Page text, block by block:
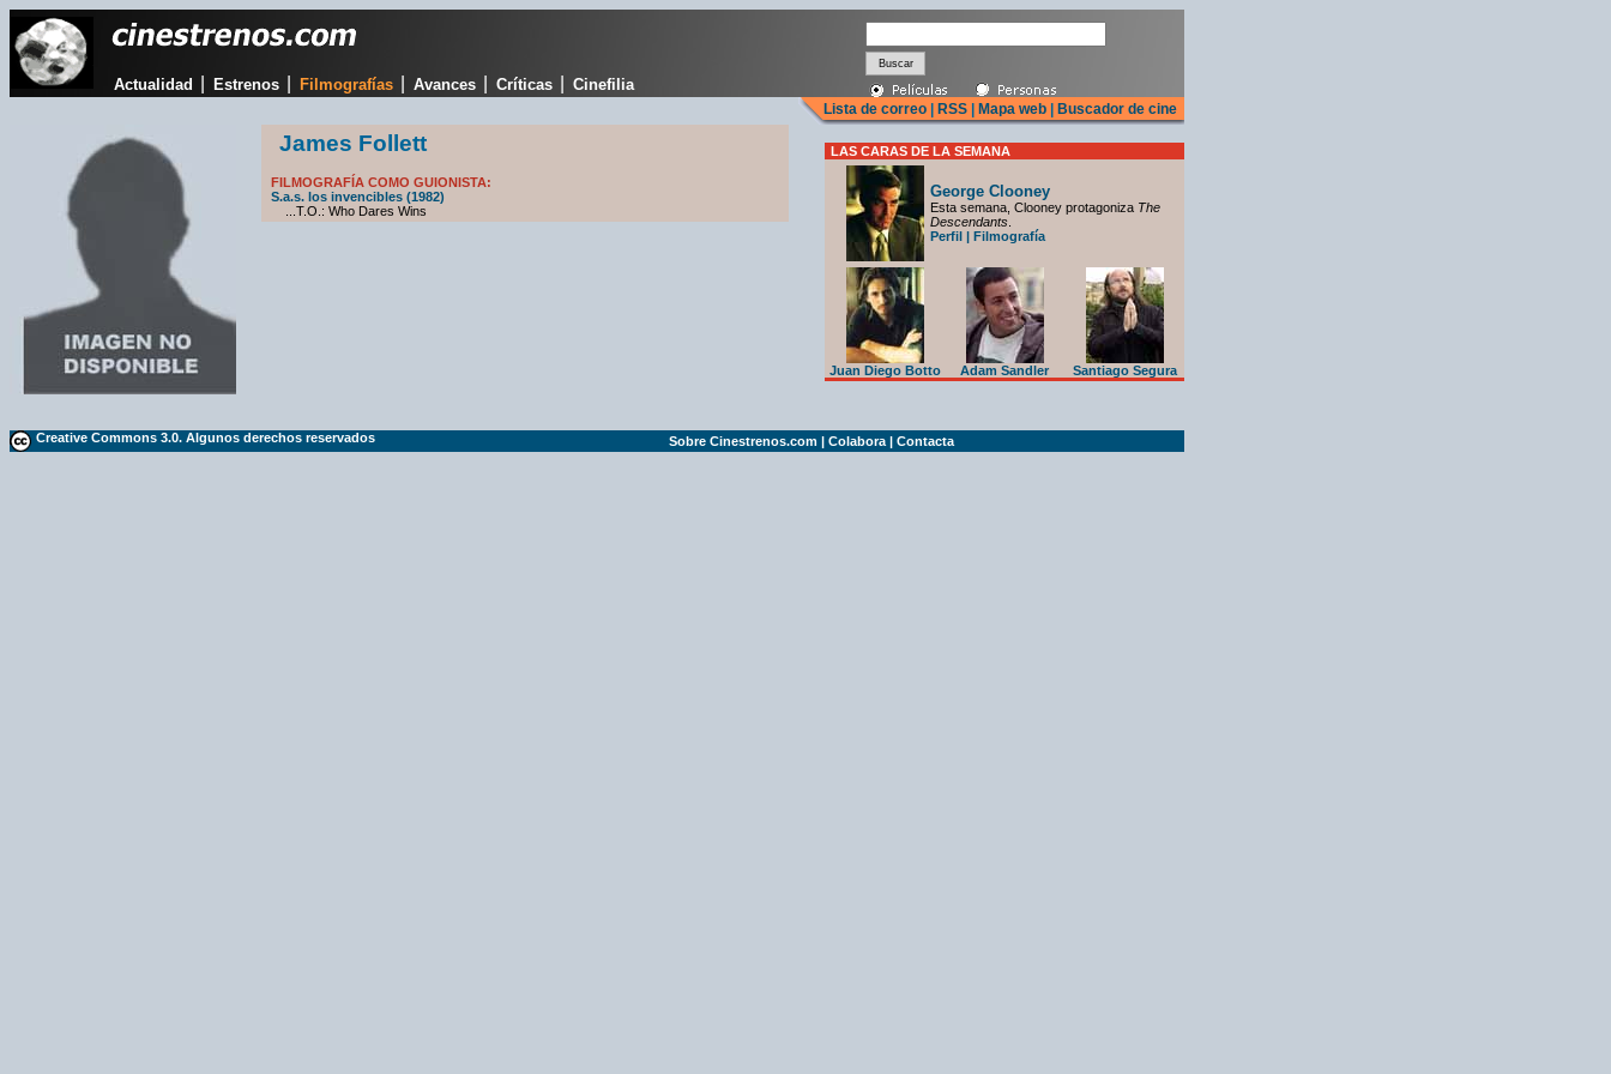
Actualidad Estrenos Filmografías Avances Críticas Cinefilia
Lista de correo RSS Mapa web Buscador de cine
James Follett
FILMOGRAFÍA COMO GUIONISTA:
S.a.s. los invencibles (1982)
...T.O.: Who Dares Wins
LAS CARAS DE LA SEMANA
George Clooney
Esta semana, Clooney protagoniza The
Descendants
Perfil | Filmografía
Juan Diego Botto Adam Sandler Santiago Segura
Creative Commons 3.0. Algunos derechos reservados Sobre Cinestrenos.com | Colabora | Contacta